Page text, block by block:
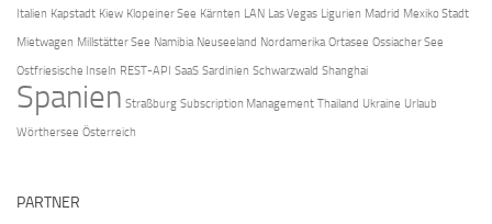
Italien Kapstadt Kiew Klopeiner See Kärnten LAN Las Vegas Ligurien Madrid Mexiko Stadt
Mietwagen Millstätter See Namibia Neuseeland Nordamerika Ortasee Ossiacher See
Ostfriesische Inseln REST-API SaaS Sardinien Schwarzwald Shanghai
Spanien Straßburg Subscription Management Thailand Ukraine Urlaub
Wörthersee Österreich
PARTNER